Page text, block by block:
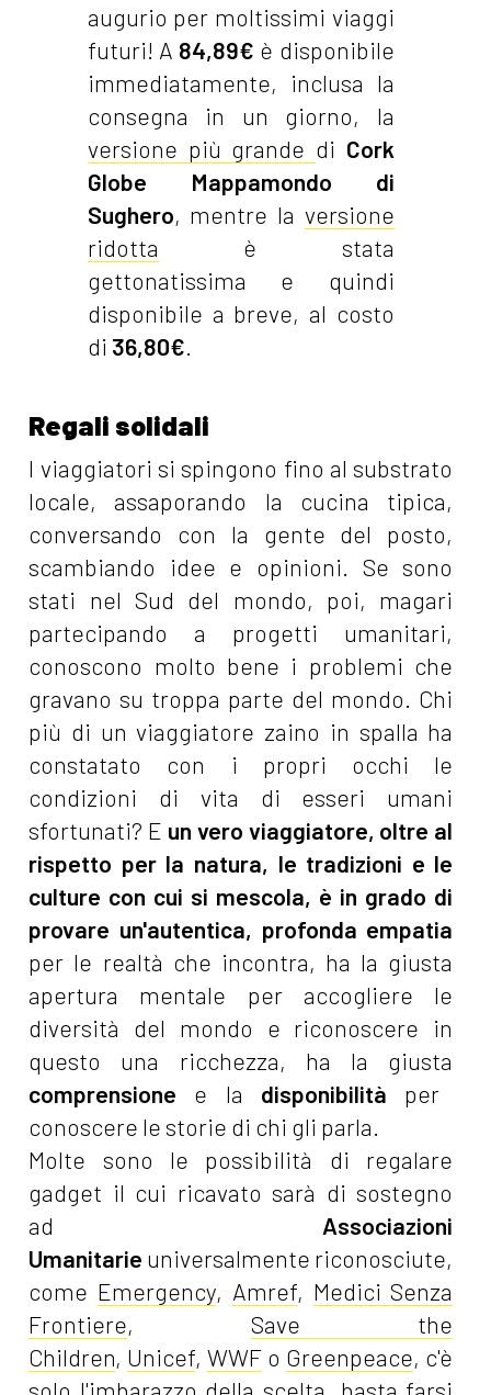
augurio per moltissimi viaggi
futuri! A 84,89€ è disponibile
immediatamente, inclusa la
consegna in un giorno, la
versione più grande di Cork
Globe Mappamondo di
Sughero, mentre la versione
ridotta è stata
gettonatissima e quindi
disponibile a breve, al costo
di 36,80€.
Regali solidali
I viaggiatori si spingono fino al substrato
locale, assaporando la cucina tipica,
conversando con la gente del posto,
scambiando idee e opinioni. Se sono
stati nel Sud del mondo, poi, magari
partecipando a progetti umanitari,
conoscono molto bene i problemi che
gravano su troppa parte del mondo. Chi
più di un viaggiatore zaino in spalla ha
constatato con i propri occhi le
condizioni di vita di esseri umani
sfortunati? E un vero viaggiatore, oltre al
rispetto per la natura, le tradizioni e le
culture con cui si mescola, è in grado di
provare un'autentica, profonda empatia
per le realtà che incontra, ha la giusta
apertura mentale per accogliere le
diversità del mondo e riconoscere in
questo una ricchezza, ha la giusta
comprensione e la disponibilità per
conoscere le storie di chi gli parla.
Molte sono le possibilità di regalare
gadget il cui ricavato sarà di sostegno
ad Associazioni
Umanitarie universalmente riconosciute,
come Emergency, Amref, Medici Senza
Frontiere,Save the
Children, Unicef,WWF o Greenpeace, c'è